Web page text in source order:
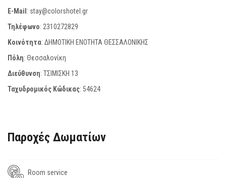
E-Mail: stay@colorshotel.gr
Τηλέφωνο: 2310272829
Κοινότητα: ΔΗΜΟΤΙΚΗ ΕΝΟΤΗΤΑ ΘΕΣΣΑΛΟΝΙΚΗΣ
Πόλη: Θεσσαλονίκη
Διεύθυνση: ΤΣΙΜΙΣΚΗ 13
Ταχυδρομικός Κώδικας: 54624
Παροχές Δωματίων
Room service